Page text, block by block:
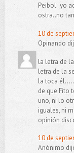
Peibol..yo
ostra..no
10 de
Opinando
la letra de
letra de la
la toca
de que Fito
uno, ni lo
iguales, ni
opinión
10 de
Anónimo